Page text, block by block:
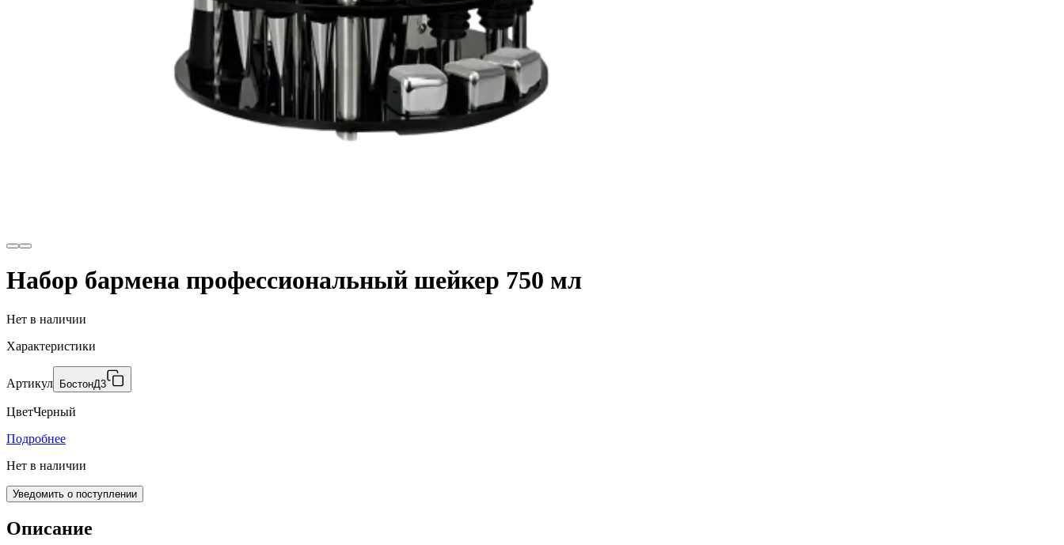
Набор бармена профессиональный шейкер 750 мл
Нет в наличии
Характеристики
Артикул БостонД3
ЦветЧерный
Подробнее
Нет в наличии
Уведомить о поступлении
Описание